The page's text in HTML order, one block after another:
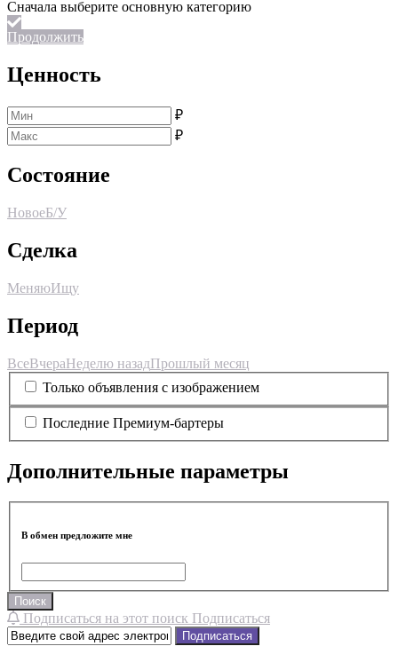
Продолжить
Ценность
₽
₽
Состояние
НовоеБ/У
Сделка
МеняюИщу
Период
ВсеВчераНеделю назадПрошлый месяц
Только объявления с изображением
Последние Премиум-бартеры
Дополнительные параметры
В обмен предложите мне
Поиск
Подписаться на этот поиск Подписаться
Подписаться